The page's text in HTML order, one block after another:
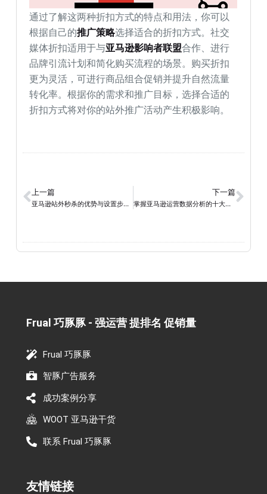
通过了解这两种折扣方式的特点和用法，你可以
根据自己的推广策略选择适合的折扣方式。社交
媒体折扣适用于与亚马逊影响者联盟合作、进行
品牌引流计划和简化购买流程的场景。购买折扣
更为灵活，可进行商品组合促销并提升自然流量
转化率。根据你的需求和推广目标，选择合适的
折扣方式将对你的站外推广活动产生积极影响。
上一篇
亚马逊站外秒杀的优势与设置步骤：扩大曝光，增加销量！
下一篇
掌握亚马逊运营数据分析的十大问题及技巧！
Frual 巧豚豚 - 强运营 提排名 促销量​
Frual 巧豚豚
智豚广告服务
成功案例分享
WOOT 亚马逊干货
联系 Frual 巧豚豚
友情链接